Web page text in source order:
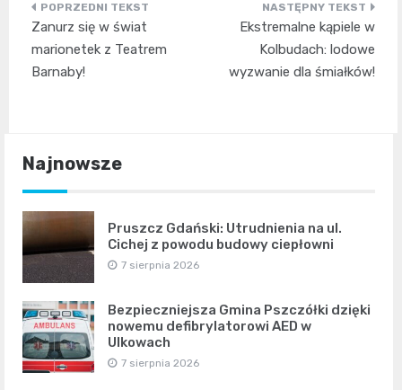
Nawigacja
wpisu
Zanurz się w świat
marionetek z Teatrem
Barnaby!
Ekstremalne kąpiele w
Kolbudach: lodowe
wyzwanie dla śmiałków!
Najnowsze
Pruszcz Gdański: Utrudnienia na ul.
Cichej z powodu budowy ciepłowni
7 sierpnia 2026
Bezpieczniejsza Gmina Pszczółki dzięki
nowemu defibrylatorowi AED w
Ulkowach
7 sierpnia 2026